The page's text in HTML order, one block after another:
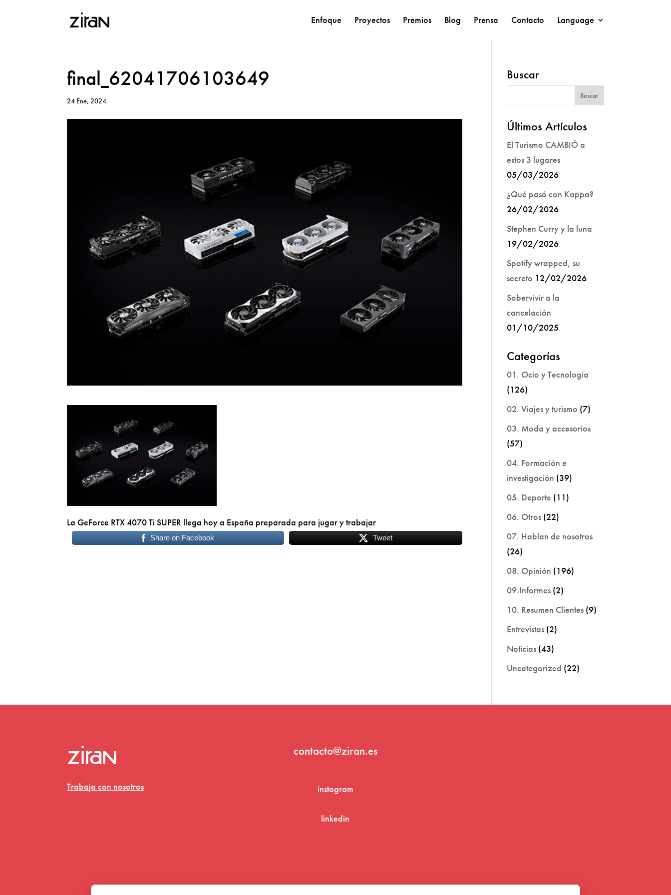
Enfoque Proyectos Premios Blog Prensa Contacto Language
final_62041706103649
24 Ene, 2024
La GeForce RTX 4070 Ti SUPER llega hoy a España preparada para jugar y trabajar
Share on Facebook Tweet
Buscar
Últimos Artículos
El Turismo CAMBIÓ a
estos 3 lugares
05/03/2026
¿Qué pasó con Kappa?
26/02/2026
Stephen Curry y la luna
19/02/2026
Spotify wrapped, su
secreto 12/02/2026
Sobervivir a la
cancelación
01/10/2025
Categorías
01. Ocio y Tecnología
(126)
02. Viajes y turismo (7)
03. Moda y accesorios
(57)
04. Formación e
investigación (39)
05. Deporte (11)
06. Otros (22)
07. Hablan de nosotros
(26)
08. Opinión (196)
09.Informes (2)
10. Resumen Clientes (9)
Entrevistas (2)
Noticias (43)
Uncategorized (22)
Trabaja con nosotros
contacto@ziran.es
instagram
linkedin